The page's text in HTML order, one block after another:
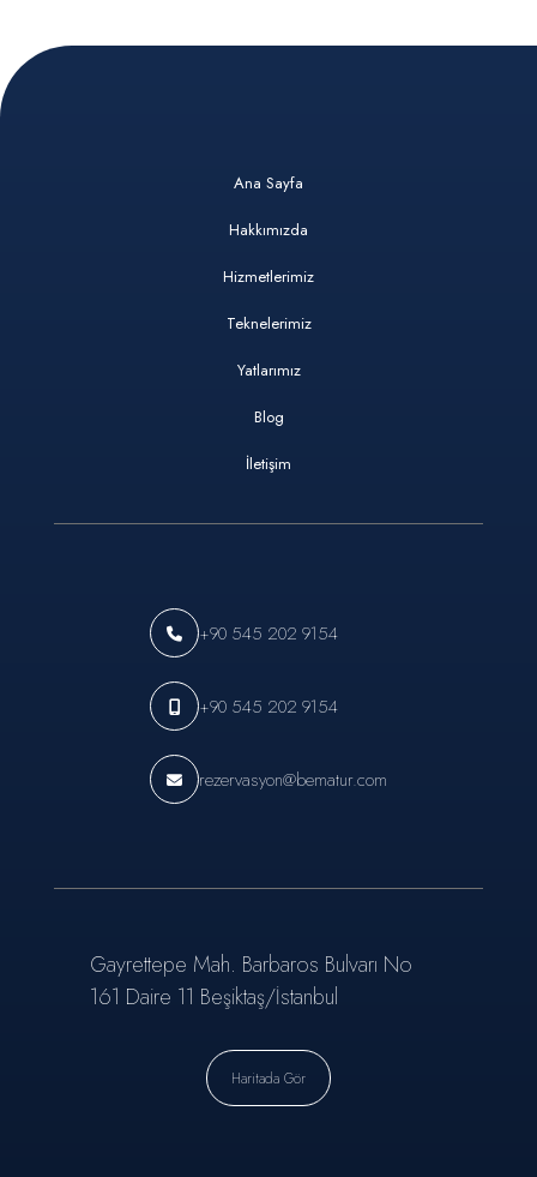
Ana Sayfa
Hakkımızda
Hizmetlerimiz
Teknelerimiz
Yatlarımız
Blog
İletişim
+90 545 202 9154
+90 545 202 9154
rezervasyon@bematur.com
Gayrettepe Mah. Barbaros Bulvarı No
161 Daire 11 Beşiktaş/İstanbul
Haritada Gör